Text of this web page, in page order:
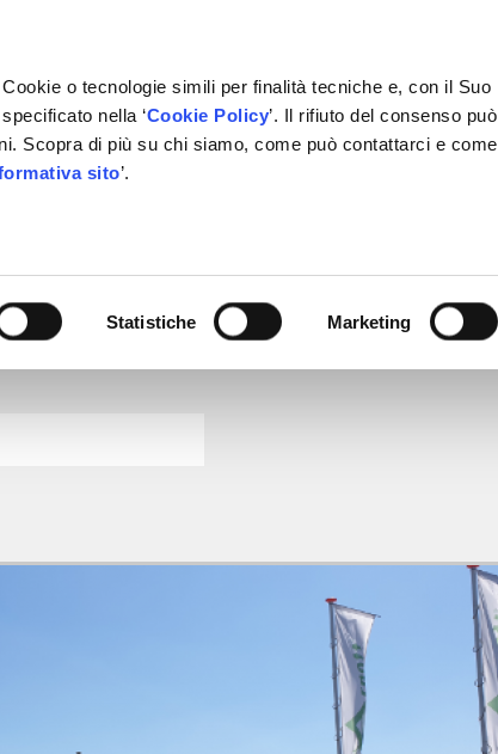
o tecnologie simili per finalità tecniche e, con il Suo
nella ‘Cookie Policy’. Il rifiuto del consenso può
Scopra di più su chi siamo, come può contattarci e come
sito’.
Statistiche Marketing
FORNITORI PARTNER BACHECA CONTATTI